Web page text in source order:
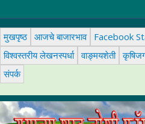
मुखपृष्ठ आजचे बाजारभाव Facebook
विश्वस्तरीय लेखनस्पर्धा वाङ्मयशेती
संपर्क